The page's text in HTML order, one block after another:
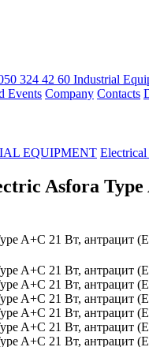
324 42 60 Industrial
Events Company Contacts
EQUIPMENT
Asfora